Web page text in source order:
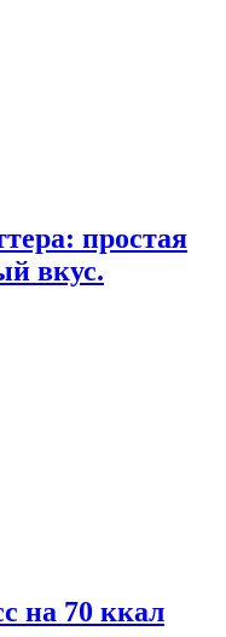
простая
вкус.
на 70 ккал